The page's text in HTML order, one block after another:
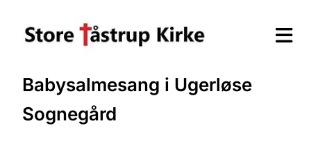
Babysalmesang i Ugerløse
Sognegård